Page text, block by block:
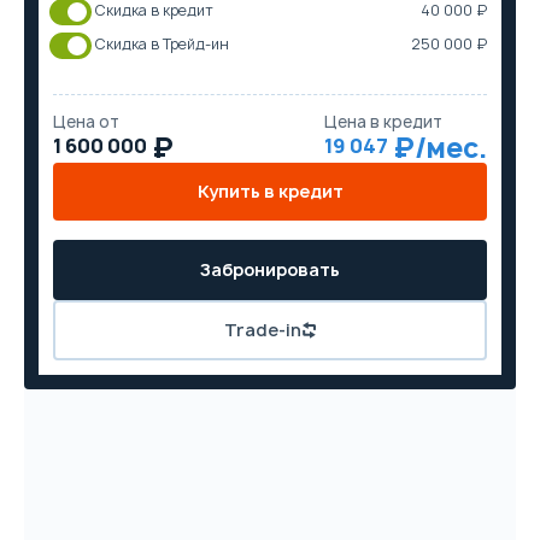
Скидка в кредит
40 000 ₽
Скидка в Трейд-ин
250 000 ₽
Цена от
1 600 000
Цена в кредит
19 047
Купить в кредит
Trade-in
Забронировать